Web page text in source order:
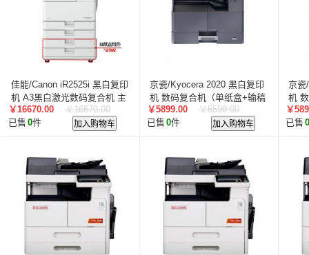
爱维达/EVADA
汉印/HPRT 现代/HYUNDAI
睿沃/RIWWWO
宇视/uniview
得印/befon 森井/SEN
宝德/Powerleader
罗技/Logitech
达梦 AOC 金盾/Goldencis
绿
Promise
威联通/QNAP 铁威马/TerraMaster
影源/WinMage
精伦电子/Routon 汉光联创
科思
光电通/TOEC 奥图码/Optoma
Apple
坚果/JmGO 安天/ANTIY
海能达/Hytera
荣耀/HONOR
视联动力/VisionVera
理士/LEOCH
向式鑫源/XSXY
艾洁 华都
天地伟业
QUIN 统信 晨鸣
趣印/
美松达/MAXSOUND
佳能/Canon iR2525i 黑白复印
机 A3黑白激光数码复合机 主
机+含双面器+自动输稿器+双
纸盒+工作台
￥16670.00
￥16670.00
已售 0件 加入购物车
京瓷/Kyocera 2020 黑白复印
机 数码复合机（单纸盒+输稿
器）
￥5899.00
￥6599.00
已售 0件 加入购物车
京瓷
机
器）
￥
已售 0